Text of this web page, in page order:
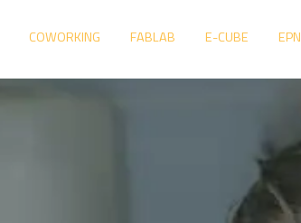
COWORKING FABLAB E-CUBE EPN